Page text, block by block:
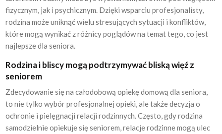
fizycznym, jak i psychicznym. Dzięki wsparciu profesjonalisty,
rodzina może uniknąć wielu stresujących sytuacji i konfliktów,
które mogą wynikać z różnicy poglądów na temat tego, co jest
najlepsze dla seniora.
Rodzina i bliscy mogą podtrzymywać bliską więź z
seniorem
Zdecydowanie się na całodobową opiekę domową dla seniora,
to nie tylko wybór profesjonalnej opieki, ale także decyzja o
ochronie i pielęgnacji relacji rodzinnych. Często, gdy rodzina
samodzielnie opiekuje się seniorem, relacje rodzinne mogą ulec